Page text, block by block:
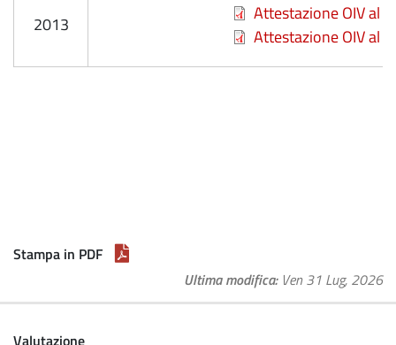
2013
Attestazione OIV al
Attestazione OIV al
Stampa in PDF
Ultima modifica Ven 31 Lug, 2026
Valutazione